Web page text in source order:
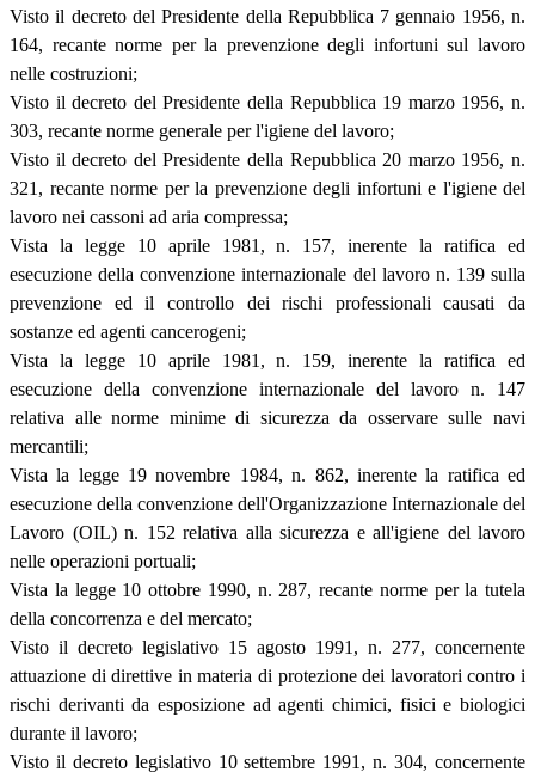
Visto il decreto del Presidente della Repubblica 7 gennaio 1956, n.
164, recante norme per la prevenzione degli infortuni sul lavoro
nelle costruzioni;
Visto il decreto del Presidente della Repubblica 19 marzo 1956, n.
303, recante norme generale per l'igiene del lavoro;
Visto il decreto del Presidente della Repubblica 20 marzo 1956, n.
321, recante norme per la prevenzione degli infortuni e l'igiene del
lavoro nei cassoni ad aria compressa;
Vista la legge 10 aprile 1981, n. 157, inerente la ratifica ed
esecuzione della convenzione internazionale del lavoro n. 139 sulla
prevenzione ed il controllo dei rischi professionali causati da
sostanze ed agenti cancerogeni;
Vista la legge 10 aprile 1981, n. 159, inerente la ratifica ed
esecuzione della convenzione internazionale del lavoro n. 147
relativa alle norme minime di sicurezza da osservare sulle navi
mercantili;
Vista la legge 19 novembre 1984, n. 862, inerente la ratifica ed
esecuzione della convenzione dell'Organizzazione Internazionale del
Lavoro (OIL) n. 152 relativa alla sicurezza e all'igiene del lavoro
nelle operazioni portuali;
Vista la legge 10 ottobre 1990, n. 287, recante norme per la tutela
della concorrenza e del mercato;
Visto il decreto legislativo 15 agosto 1991, n. 277, concernente
attuazione di direttive in materia di protezione dei lavoratori contro i
rischi derivanti da esposizione ad agenti chimici, fisici e biologici
durante il lavoro;
Visto il decreto legislativo 10 settembre 1991, n. 304, concernente